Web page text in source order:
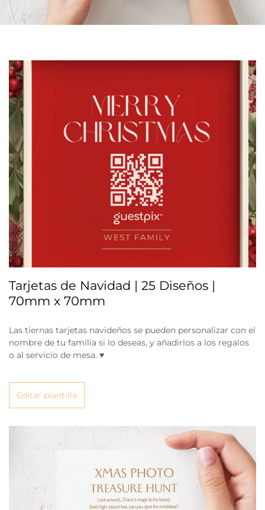
Tarjetas de Navidad | 25 Diseños |
70mm x 70mm
Las tiernas tarjetas navideños se pueden personalizar con el
nombre de tu familia si lo deseas, y añadirlos a los regalos
o al servicio de mesa. ♥
Editar plantilla